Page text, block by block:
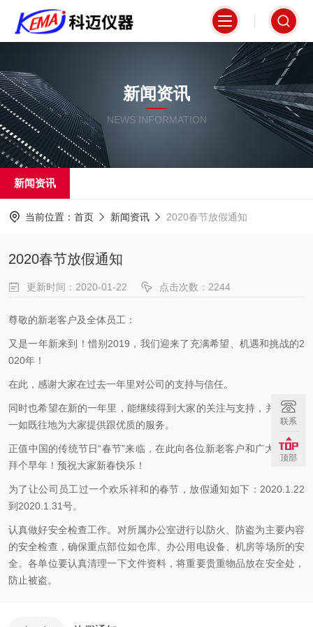
新闻资讯
NEWS INFORMATION
新闻资讯
当前位置： 首页 新闻资讯 2020春节放假通知
2020春节放假通知
更新时间：2020-01-22 点击次数：2244
尊敬的新老客户及全体员工：
又是一年新来到！惜别2019，我们迎来了充满希望、机遇和挑战的2
020年！
在此，感谢大家在过去一年里对公司的支持与信任。
同时也希望在新的一年里，能继续得到大家的关注与支持，并且也会
一如既往地为大家提供跟优质的服务。
正值中国的传统节日“春节”来临，在此向各位新老客户和广大朋友们
拜个早年！预祝大家新春快乐！
为了让公司员工过一个欢乐祥和的春节，放假通知如下：2020.1.22
到2020.1.31号。
认真做好安全检查工作。对所属办公室进行以防火、防盗为主要内容
的安全检查，确保重点部位如仓库、办公用电设备、机房等场所的安
全。各单位要认真清理一下文件资料，将重要贵重物品放在安全处，
防止被盗。
联系
顶部